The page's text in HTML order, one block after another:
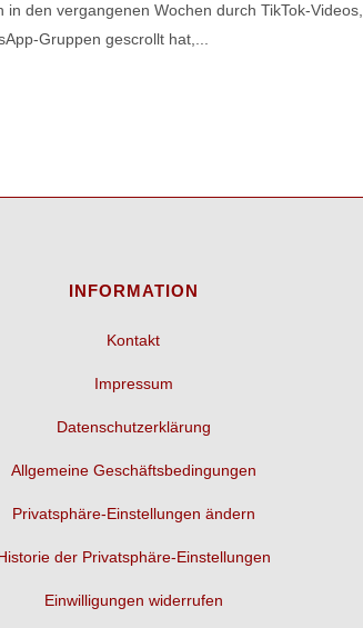
den vergangenen Wochen durch TikTok-Videos,
Gruppen gescrollt hat,...
INFORMATION
Kontakt
Impressum
Datenschutzerklärung
Allgemeine Geschäftsbedingungen
Privatsphäre-Einstellungen ändern
der Privatsphäre-Einstellungen
Einwilligungen widerrufen